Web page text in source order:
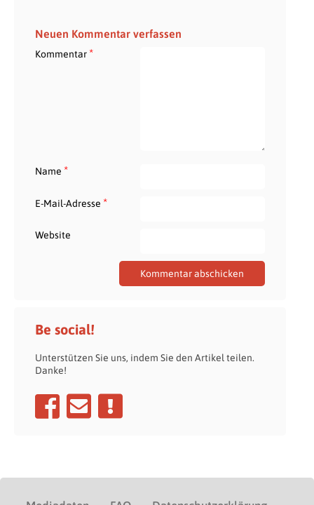
Neuen Kommentar verfassen
Kommentar*
Name *
E-Mail-Adresse *
Website
Be social!
Unterstützen Sie uns, indem Sie den Artikel teilen.
Danke!